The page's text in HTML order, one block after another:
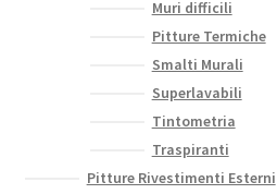
Muri difficili
Pitture Termiche
Smalti Murali
Superlavabili
Tintometria
Traspiranti
Pitture Rivestimenti Esterni